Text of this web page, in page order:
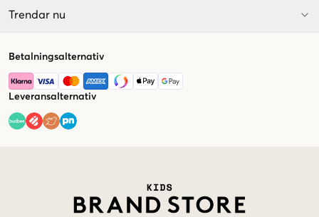
Trendar nu
Betalningsalternativ
Leveransalternativ